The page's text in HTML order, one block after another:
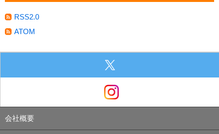
RSS2.0
ATOM
会社概要